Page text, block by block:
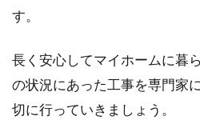
2LDKのマ
分譲賃貸の
2LDKの分譲マ
す。
長く安心してマイホームに暮
の状況にあった工事を専門家
切に行っていきましょう。